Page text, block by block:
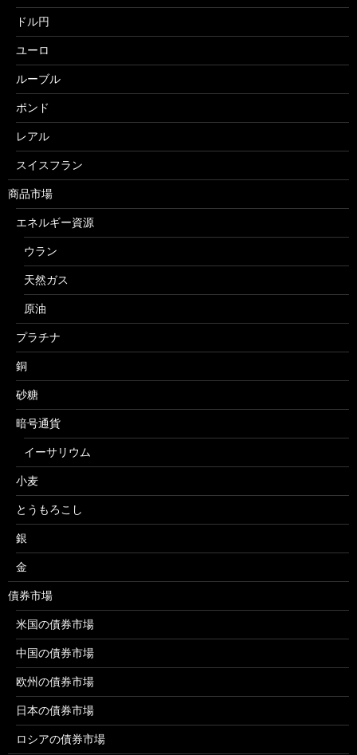
ドル円
ユーロ
ルーブル
ポンド
レアル
スイスフラン
商品市場
エネルギー資源
ウラン
天然ガス
原油
プラチナ
銅
砂糖
暗号通貨
イーサリウム
小麦
とうもろこし
銀
金
債券市場
米国の債券市場
中国の債券市場
欧州の債券市場
日本の債券市場
ロシアの債券市場